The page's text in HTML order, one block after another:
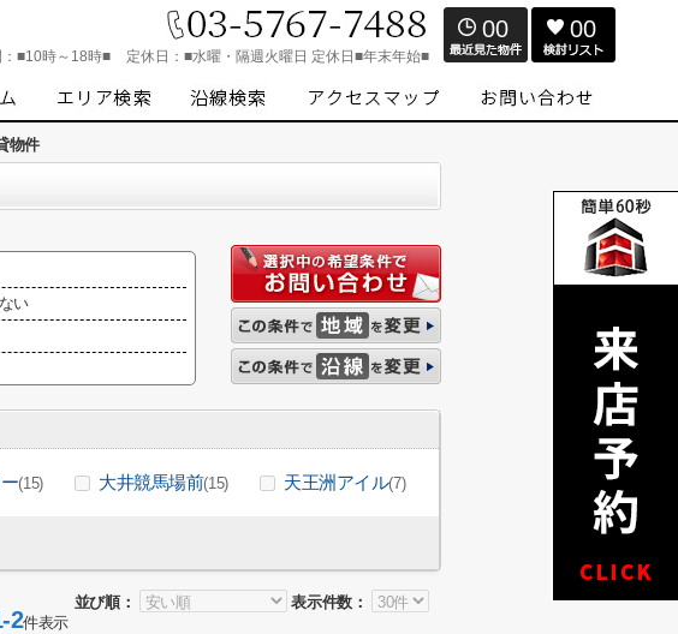
■10時～18時■ 定休日： ■水曜・隔週火曜日 定休日■年末年始■
00 00
物件
い
(15) 大井競馬場前(15) 天王洲アイル(7)
並び順：
表示件数：
2件表示